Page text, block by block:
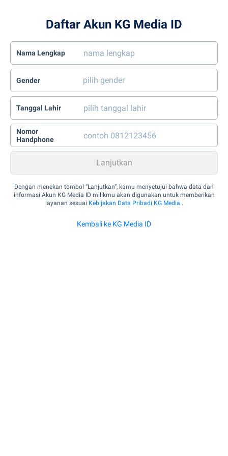
Daftar Akun KG Media ID
Nama Lengkap
Gender
Tanggal Lahir
Nomor
Handphone
Dengan menekan tombol “Lanjutkan”, kamu menyetujui bahwa data dan
informasi Akun KG Media ID milikmu akan digunakan untuk memberikan
layanan sesuai Kebijakan Data Pribadi KG Media .
Kembali ke KG Media ID